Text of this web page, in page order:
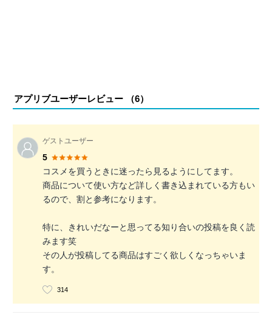
アプリブユーザーレビュー （6）
ゲストユーザー
5
コスメを買うときに迷ったら見るようにしてます。
商品について使い方など詳しく書き込まれている方もい
るので、割と参考になります。
特に、きれいだなーと思ってる知り合いの投稿を良く読
みます笑
その人が投稿してる商品はすごく欲しくなっちゃいま
す。
314